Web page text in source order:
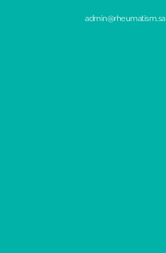
admin@rheumatism.sa